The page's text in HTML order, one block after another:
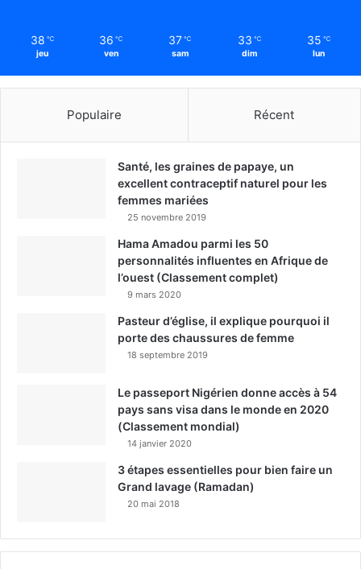
38 ℃
jeu
36 ℃
ven
37 ℃
sam
33 ℃
dim
35 ℃
lun
Populaire Récent
Santé, les graines de papaye, un
excellent contraceptif naturel pour les
femmes mariées
25 novembre 2019
Hama Amadou parmi les 50
personnalités influentes en Afrique de
l’ouest (Classement complet)
9 mars 2020
Pasteur d’église, il explique pourquoi il
porte des chaussures de femme
18 septembre 2019
Le passeport Nigérien donne accès à 54
pays sans visa dans le monde en 2020
(Classement mondial)
14 janvier 2020
3 étapes essentielles pour bien faire un
Grand lavage (Ramadan)
20 mai 2018